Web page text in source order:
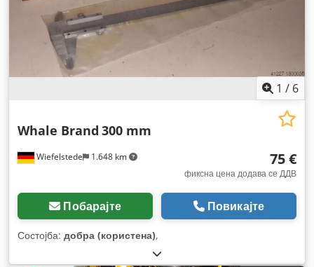
1 / 6
Wiefelstede 1.648 km
Whale Brand 300 mm
75 €
фиксна цена додава се ДДВ
Побарајте Повикајте
Состојба: добра (користена),